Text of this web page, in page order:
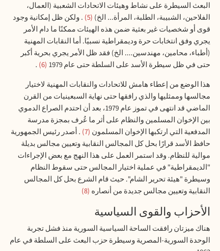
البعث السيطرة على نشاط وهيئات الاتحادات الشعبية (العمال،
الفلاحين، الشبيبة، الطلبة، المرأة... الخ) 5 . ولكن ظل إمكانية وجود
قوى أو شخصيات غير بعثية ضمن هذه الهيئات ممكنًا ما دام الأمر
يجري وفق انتخابات حرة وديمقراطية نسبيًا. أما النقابات المهنية
(أطباء، محامين، مهندسين.... الخ) فقد ظل الأمر يجري بحرية أكبر
حتى في ظل سيطرة الأسد على السلطة حتى عام 1979
6
.
هذا الوضع من إعطاء هامش للاتحادات والنقابات المهنية لاختيار
مجالسها وممثليها والذي رافقها حتى نهاية السبعينيات من القرن
الماضي قد انتهى في تموز عام 1979، بعد أن احتدم الصراع الدموي
بين الإخوان المسلمين والنظام على أثر ما عُرف بمجزة مدرسة
المدفعية التي ارتكبها الإخوان المسلمون 7 . أصدر رئيس الجمهورية
حافظ الأسد قرارًا بحل كل المجالس النقابية وتعيين مجالس بديلة
موالية للنظام. وقد استمر العمل على هذا النهج مع بعض الإجراءات
"الديمقراطية" في عملية اختيار المجالس حتى سقوط النظام
وسيطرة "هيئة تحرير الشام". حيث قام الشرع بحل كل المجالس
النقابية وتعيين مجالس جديدة من أنصاره 8
الأحزاب والقوى السياسية
هناك ميزتان رافقت الساحة السياسية السورية منذ فشل تجربة
الوحدة السورية-المصرية وسيطرة حزب البعث على السلطة في عام